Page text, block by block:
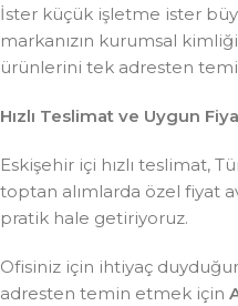
İster küçük işletme ister
markanızın kurumsal
ürünlerini tek adresten
Hızlı Teslimat ve Uygun
Eskişehir içi hızlı teslimat,
toptan alımlarda özel fiyat
pratik hale getiriyoruz.
Ofisiniz için ihtiyaç
adresten temin etmek için